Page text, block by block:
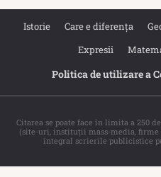
Istorie Care e diferența
Expresii
Politica de utilizare a
Citarea se poate face în limita a 250
(site-uri, instituţii mass-media, firme
integral scrierile publicistice